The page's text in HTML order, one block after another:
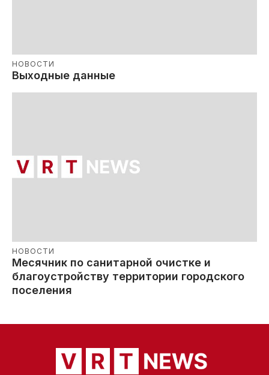
НОВОСТИ
Выходные данные
НОВОСТИ
Месячник по санитарной очистке и
благоустройству территории городского
поселения